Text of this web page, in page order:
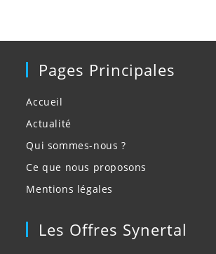
Pages Principales
Accueil
Actualité
Qui sommes-nous ?
Ce que nous proposons
Mentions légales
Les Offres Synertal